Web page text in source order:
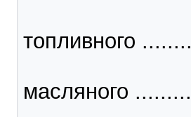
топливного
масляного